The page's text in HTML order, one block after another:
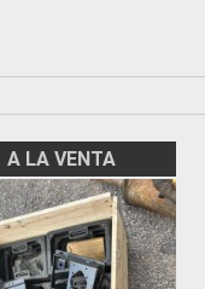
A LA VENTA